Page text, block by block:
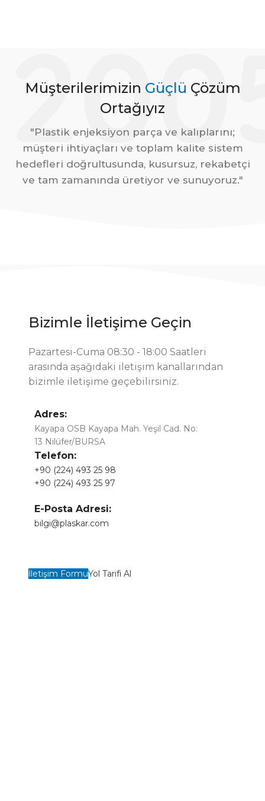
Müşterilerimizin Güçlü Çözüm
Ortağıyız
"Plastik enjeksiyon parça ve kalıplarını;
müşteri ihtiyaçları ve toplam kalite sistem
hedefleri doğrultusunda, kusursuz, rekabetçi
ve tam zamanında üretiyor ve sunuyoruz."
Bizimle İletişime Geçin
Pazartesi-Cuma 08:30 - 18:00 Saatleri
arasında aşağıdaki iletişim kanallarından
bizimle iletişime geçebilirsiniz.
Adres:
Kayapa OSB Kayapa Mah. Yeşil Cad. No:
13 Nilüfer/BURSA
Telefon:
+90 (224) 493 25 98
+90 (224) 493 25 97
E-Posta Adresi:
bilgi@plaskar.com
İletişim FormuYol Tarifi Al